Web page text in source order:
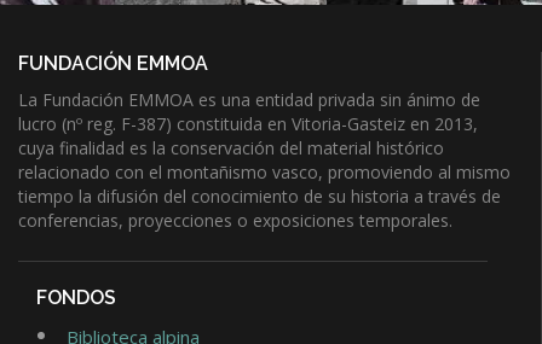
FUNDACIÓN EMMOA
La Fundación EMMOA es una entidad privada sin ánimo de
lucro (nº reg. F-387) constituida en Vitoria-Gasteiz en 2013,
cuya finalidad es la conservación del material histórico
relacionado con el montañismo vasco, promoviendo al mismo
tiempo la difusión del conocimiento de su historia a través de
conferencias, proyecciones o exposiciones temporales.
FONDOS
Biblioteca alpina